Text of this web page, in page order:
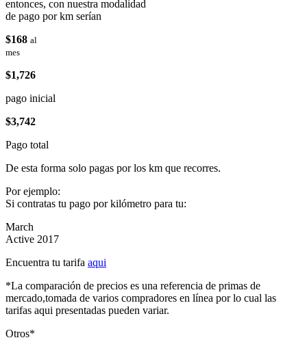
entonces, con nuestra modalidad
de pago por km serían
$168 al
mes
$1,726
pago inicial
$3,742
Pago total
De esta forma solo pagas por los km que recorres.
Por ejemplo:
Si contratas tu pago por kilómetro para tu:
March
Active 2017
Encuentra tu tarifa aqui
*La comparación de precios es una referencia de primas de
mercado,tomada de varios compradores en línea por lo cual las
tarifas aqui presentadas pueden variar.
Otros*